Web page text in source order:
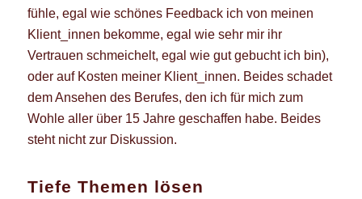
fühle, egal wie schönes Feedback ich von meinen
Klient_innen bekomme, egal wie sehr mir ihr
Vertrauen schmeichelt, egal wie gut gebucht ich bin),
oder auf Kosten meiner Klient_innen. Beides schadet
dem Ansehen des Berufes, den ich für mich zum
Wohle aller über 15 Jahre geschaffen habe. Beides
steht nicht zur Diskussion.
Tiefe Themen lösen